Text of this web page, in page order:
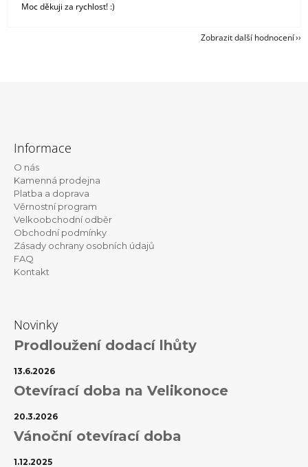
Moc děkuji za rychlost! :)
Zobrazit další hodnocení
Informace
O nás
Kamenná prodejna
Platba a doprava
Věrnostní program
Velkoobchodní odběr
Obchodní podmínky
Zásady ochrany osobních údajů
FAQ
Kontakt
Novinky
Prodloužení dodací lhůty
13.6.2026
Otevírací doba na Velikonoce
20.3.2026
Vánoční otevírací doba
1.12.2025